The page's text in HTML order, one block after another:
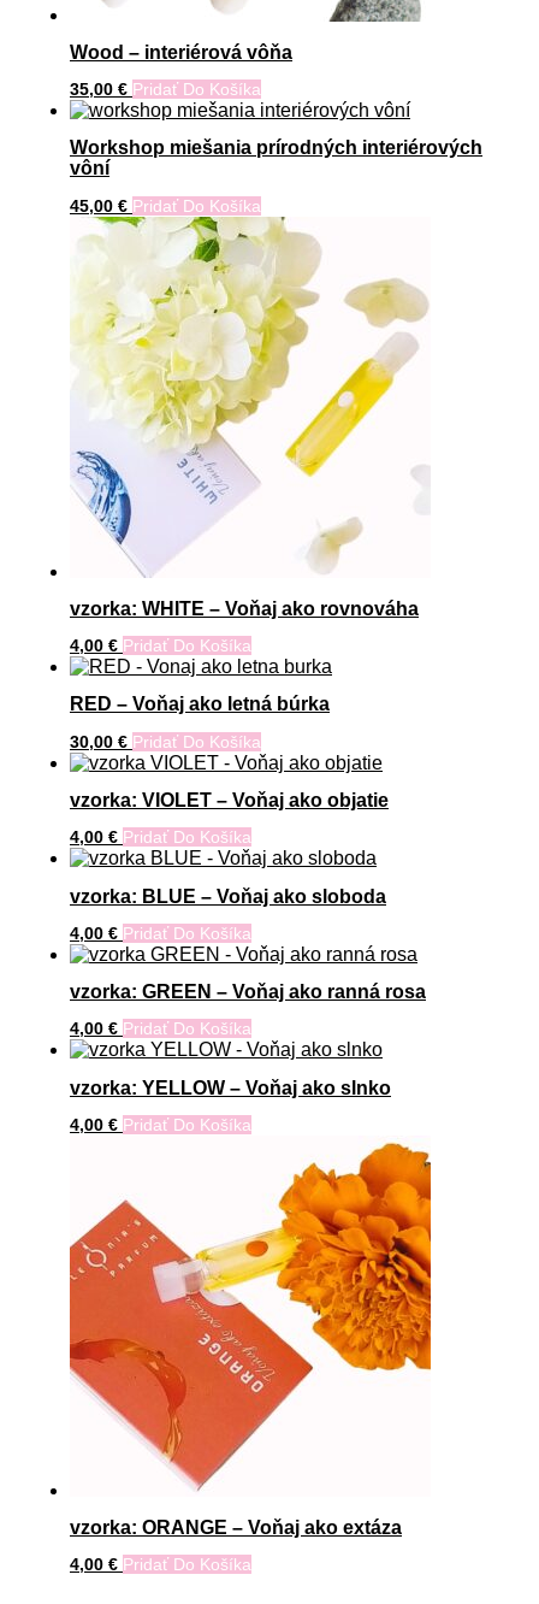
Wood – interiérová vôňa
35,00 € Pridať Do Košíka
Workshop miešania prírodných interiérových
vôní
45,00 € Pridať Do Košíka
vzorka: WHITE – Voňaj ako rovnováha
4,00 € Pridať Do Košíka
RED – Voňaj ako letná búrka
30,00 € Pridať Do Košíka
vzorka: VIOLET – Voňaj ako objatie
4,00 € Pridať Do Košíka
vzorka: BLUE – Voňaj ako sloboda
4,00 € Pridať Do Košíka
vzorka: GREEN – Voňaj ako ranná rosa
4,00 € Pridať Do Košíka
vzorka: YELLOW – Voňaj ako slnko
4,00 € Pridať Do Košíka
vzorka: ORANGE – Voňaj ako extáza
4,00 € Pridať Do Košíka